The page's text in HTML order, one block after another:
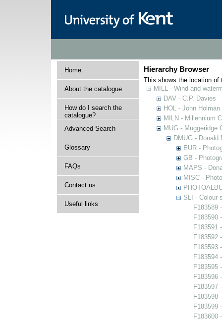
Home
About the catalogue
How do I search the
catalogue?
Advanced Search
Glossary
FAQs
Contact us
Useful links
Hierarchy Browser
This shows the location of
MILL - Wind and
DAV - C.P. Davies
HOL - John
MILN - Millennium
MUG - Muggeridge
DMUG - Donald
EUR -
GB -
MAPS -
MISC -
SLI - Colour
F183589
F183590
F183591
F183592
F183593
F183594
F183595
F183596
F183597
F183598
F183599
F183600